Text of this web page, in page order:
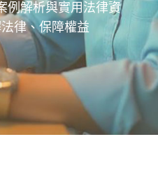
例解析與實用法律資
律、保障權益